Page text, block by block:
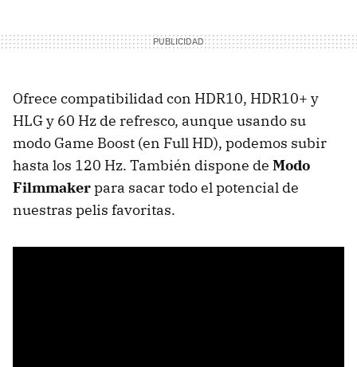
Ofrece compatibilidad con HDR10, HDR10+ y
HLG y 60 Hz de refresco, aunque usando su
modo Game Boost (en Full HD), podemos subir
hasta los 120 Hz. También dispone de Modo
Filmmakerpara sacar todo el potencial de
nuestras pelis favoritas.